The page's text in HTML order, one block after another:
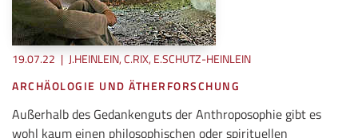
19.07.22 | J.HEINLEIN, C.RIX, E.SCHUTZ-HEINLEIN
ARCHÄOLOGIE UND ÄTHERFORSCHUNG
Außerhalb des Gedankenguts der Anthroposophie gibt es
wohl kaum einen philosophischen oder spirituellen